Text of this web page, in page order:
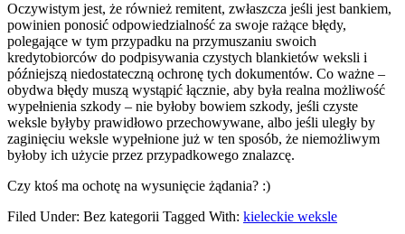
Oczywistym jest, że również remitent, zwłaszcza jeśli jest bankiem,
powinien ponosić odpowiedzialność za swoje rażące błędy,
polegające w tym przypadku na przymuszaniu swoich
kredytobiorców do podpisywania czystych blankietów weksli i
późniejszą niedostateczną ochronę tych dokumentów. Co ważne –
obydwa błędy muszą wystąpić łącznie, aby była realna możliwość
wypełnienia szkody – nie byłoby bowiem szkody, jeśli czyste
weksle byłyby prawidłowo przechowywane, albo jeśli uległy by
zaginięciu weksle wypełnione już w ten sposób, że niemożliwym
byłoby ich użycie przez przypadkowego znalazcę.
Czy ktoś ma ochotę na wysunięcie żądania? :)
Filed Under: Bez kategorii Tagged With: kieleckie weksle